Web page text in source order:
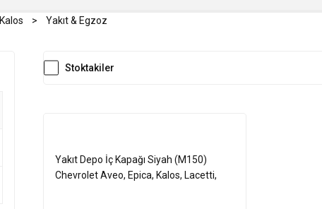
Kalos Yakıt & Egzoz
Stoktakiler
Yakıt Depo İç Kapağı Siyah (M150)
Chevrolet Aveo, Epica, Kalos, Lacetti,